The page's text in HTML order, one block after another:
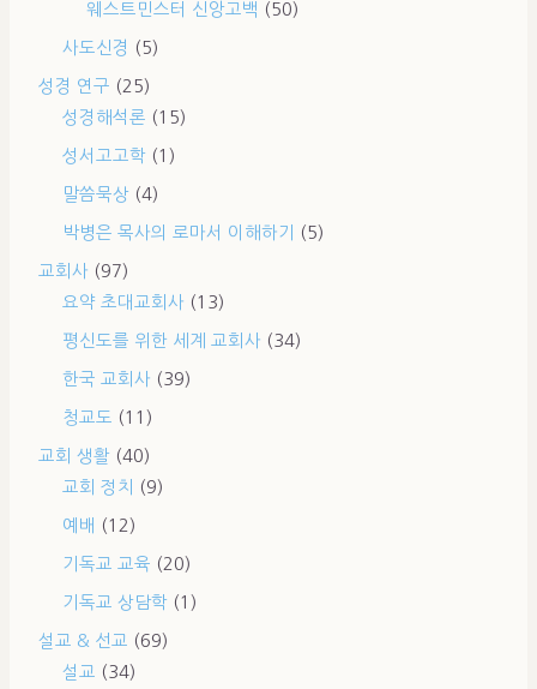
웨스트민스터 신앙고백 (50)
사도신경 (5)
성경 연구 (25)
성경해석론 (15)
성서고고학 (1)
말씀묵상 (4)
박병은 목사의 로마서 이해하기 (5)
교회사 (97)
요약 초대교회사 (13)
평신도를 위한 세계 교회사 (34)
한국 교회사 (39)
청교도 (11)
교회 생활 (40)
교회 정치
(9)
예배 (12)
기독교 교육 (20)
기독교 상담학 (1)
설교 & 선교
(69)
설교
(34)